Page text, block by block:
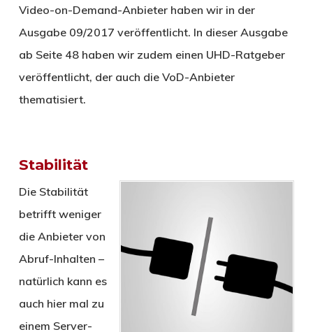
Video-on-Demand-Anbieter haben wir in der
Ausgabe 09/2017 veröffentlicht. In dieser Ausgabe
ab Seite 48 haben wir zudem einen UHD-Ratgeber
veröffentlicht, der auch die VoD-Anbieter
thematisiert.
Stabilität
Die Stabilität
betrifft weniger
die Anbieter von
Abruf-Inhalten –
natürlich kann es
auch hier mal zu
einem Server-